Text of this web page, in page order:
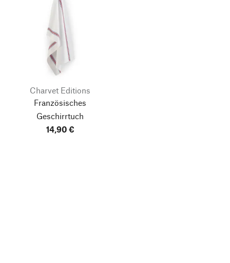
Charvet Editions
Französisches
Geschirrtuch
14,90 €